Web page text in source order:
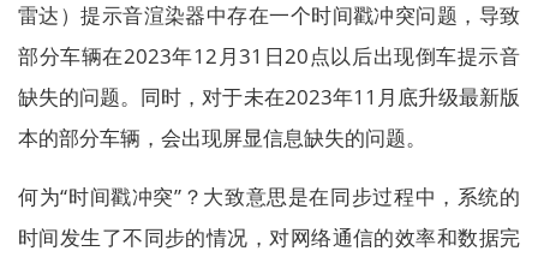
雷达）提示音渲染器中存在一个时间戳冲突问题，导致
部分车辆在2023年12月31日20点以后出现倒车提示音
缺失的问题。同时，对于未在2023年11月底升级最新版
本的部分车辆，会出现屏显信息缺失的问题。
何为“时间戳冲突”？大致意思是在同步过程中，系统的
时间发生了不同步的情况，对网络通信的效率和数据完